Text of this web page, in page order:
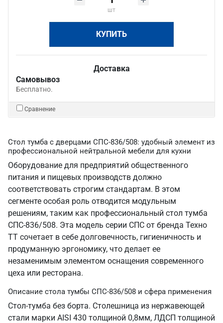
шт
КУПИТЬ
Доставка
Самовывоз
Бесплатно.
Сравнение
Стол тумба с дверцами СПС-836/508: удобный элемент из
профессиональной нейтральной мебели для кухни
Оборудование для предприятий общественного
питания и пищевых производств должно
соответствовать строгим стандартам. В этом
сегменте особая роль отводится модульным
решениям, таким как профессиональный стол тумба
СПС-836/508. Эта модель серии СПС от бренда Техно
ТТ сочетает в себе долговечность, гигиеничность и
продуманную эргономику, что делает ее
незаменимым элементом оснащения современного
цеха или ресторана.
Описание стола тумбы СПС-836/508 и сфера применения
Стол-тумба без борта. Столешница из нержавеющей
стали марки AISI 430 толщиной 0,8мм, ЛДСП толщиной